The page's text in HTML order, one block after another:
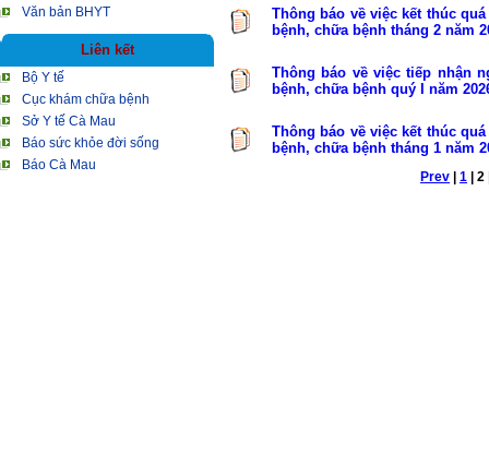
Văn bản BHYT
Liên kết
Bộ Y tế
Cục khám chữa bệnh
Sở Y tế Cà Mau
Báo sức khỏe đời sống
Báo Cà Mau
Thông báo về việc kết thúc
bệnh, chữa bệnh tháng 2 năm
Thông báo về việc tiếp nhận
bệnh, chữa bệnh quý I năm
Thông báo về việc kết thúc
bệnh, chữa bệnh tháng 1 năm
Prev | 1 | 2